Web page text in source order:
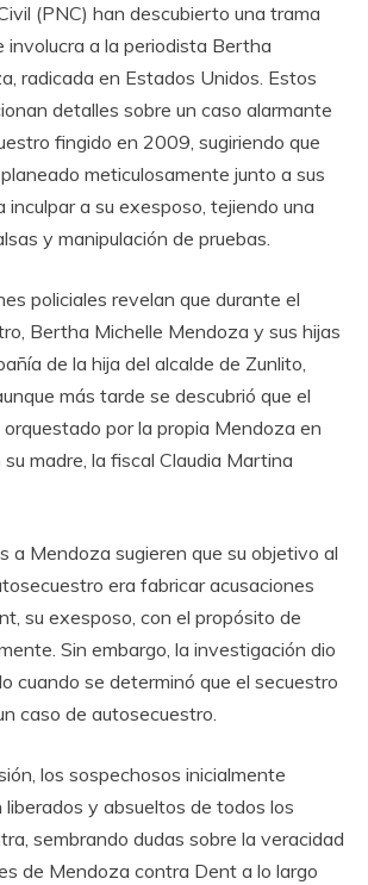
(PNC) han descubierto una trama
involucra a la periodista Bertha
radicada en Estados Unidos. Estos
detalles sobre un caso alarmante
fingido en 2009, sugiriendo que
meticulosamente junto a sus
inculpar a su exesposo, tejiendo una
y manipulación de pruebas.
policiales revelan que durante el
Bertha Michelle Mendoza y sus hijas
de la hija del alcalde de Zunlito,
más tarde se descubrió que el
por la propia Mendoza en
madre, la fiscal Claudia Martina
a Mendoza sugieren que su objetivo al
era fabricar acusaciones
su exesposo, con el propósito de
Sin embargo, la investigación dio
cuando se determinó que el secuestro
caso de autosecuestro.
los sospechosos inicialmente
y absueltos de todos los
sembrando dudas sobre la veracidad
de Mendoza contra Dent a lo largo